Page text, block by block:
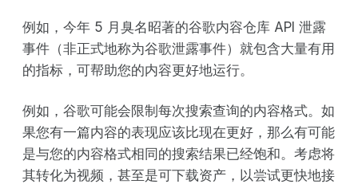
例如，今年 5 月臭名昭著的谷歌内容仓库 API 泄露
事件（非正式地称为谷歌泄露事件）就包含大量有用
的指标，可帮助您的内容更好地运行。
例如，谷歌可能会限制每次搜索查询的内容格式。如
果您有一篇内容的表现应该比现在更好，那么有可能
是与您的内容格式相同的搜索结果已经饱和。考虑将
其转化为视频，甚至是可下载资产，以尝试更快地接